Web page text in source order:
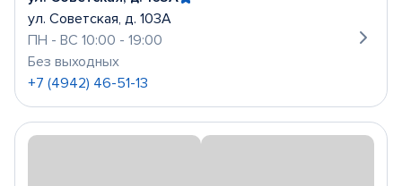
ул. Советская, д. 103А
ПН - ВС 10:00 - 19:00
Без выходных
+7 (4942) 46-51-13